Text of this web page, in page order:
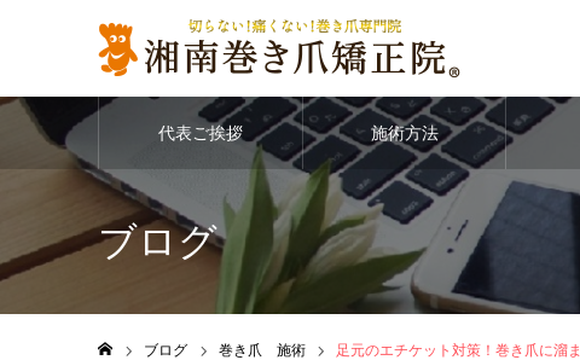
代表ご挨拶 施術方法
ブログ
ブログ 巻き爪 施術 足元のエチケット対策！巻き爪に溜